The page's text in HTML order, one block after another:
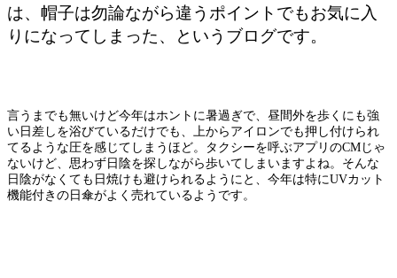
は、帽子は勿論ながら違うポイントでもお気に入
りになってしまった、というブログです。
言うまでも無いけど今年はホントに暑過ぎで、昼間外を歩くにも強
い日差しを浴びているだけでも、上からアイロンでも押し付けられ
てるような圧を感じてしまうほど。タクシーを呼ぶアプリのCMじゃ
ないけど、思わず日陰を探しながら歩いてしまいますよね。そんな
日陰がなくても日焼けも避けられるようにと、今年は特にUVカット
機能付きの日傘がよく売れているようです。